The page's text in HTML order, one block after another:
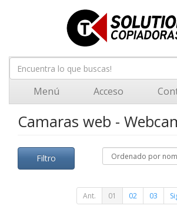
Menú Acceso
Camaras web -
Filtro
Ant. 01 02 03